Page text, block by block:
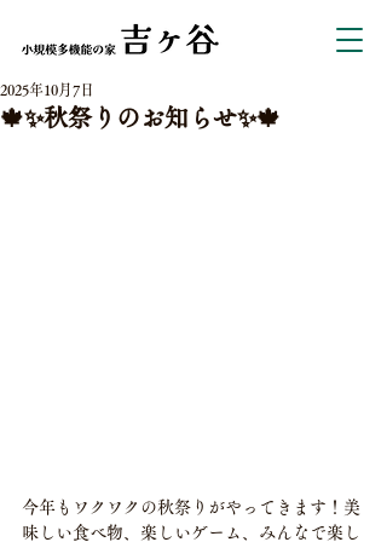
🍁✨秋祭りのお知らせ✨🍁
2025年10月7日
今年もワクワクの秋祭りがやってきます！美
味しい食べ物、楽しいゲーム、みんなで楽し